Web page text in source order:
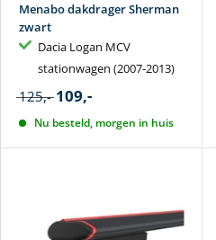
Menabo dakdrager Sherman
zwart
Dacia Logan MCV
stationwagen (2007-2013)
125,- 109,-
Nu besteld, morgen in huis